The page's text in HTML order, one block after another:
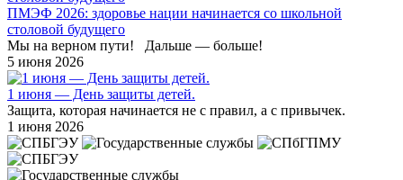
ПМЭФ 2026: здоровье нации начинается со школьной
столовой будущего
Мы на верном пути! Дальше — больше!
5 июня 2026
1 июня — День защиты детей.
Защита, которая начинается не с правил, а с привычек.
1 июня 2026